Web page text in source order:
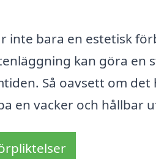
inte bara en estetisk
kan göra en
Så oavsett om
en vacker och hållbar